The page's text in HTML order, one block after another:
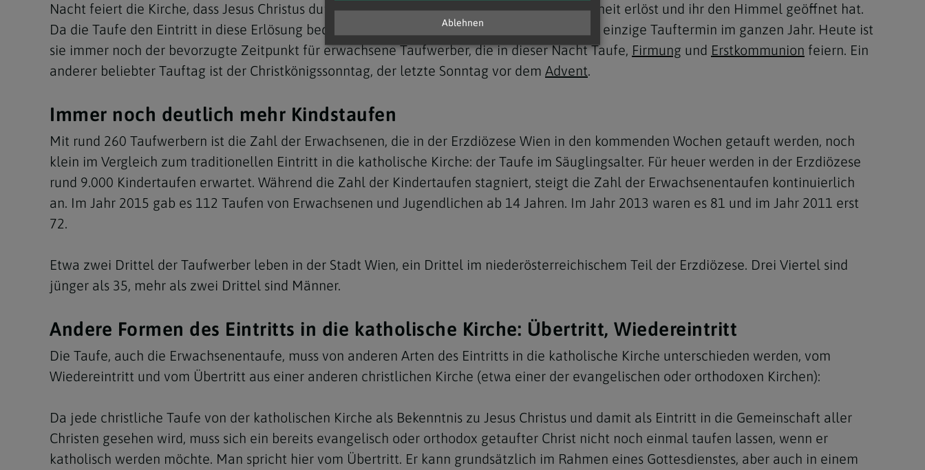
Nacht feiert die Kirche, dass Jesus Christus durch Kreuzestod und Auferstehung die Menschheit erlöst und ihr den Himmel geöffnet hat.
Da die Taufe den Eintritt in diese Erlösung bedeutet, war in der Urkirche die Osternacht der einzige Tauftermin im ganzen Jahr. Heute ist
sie immer noch der bevorzugte Zeitpunkt für erwachsene Taufwerber, die in dieser Nacht Taufe, Firmung und Erstkommunion feiern. Ein
anderer beliebter Tauftag ist der Christkönigssonntag, der letzte Sonntag vor dem Advent.
Immer noch deutlich mehr Kindstaufen
Mit rund 260 Taufwerbern ist die Zahl der Erwachsenen, die in der Erzdiözese Wien in den kommenden Wochen getauft werden, noch
klein im Vergleich zum traditionellen Eintritt in die katholische Kirche: der Taufe im Säuglingsalter. Für heuer werden in der Erzdiözese
rund 9.000 Kindertaufen erwartet. Während die Zahl der Kindertaufen stagniert, steigt die Zahl der Erwachsenentaufen kontinuierlich
an. Im Jahr 2015 gab es 112 Taufen von Erwachsenen und Jugendlichen ab 14 Jahren. Im Jahr 2013 waren es 81 und im Jahr 2011 erst
72.
Etwa zwei Drittel der Taufwerber leben in der Stadt Wien, ein Drittel im niederösterreichischem Teil der Erzdiözese. Drei Viertel sind
jünger als 35, mehr als zwei Drittel sind Männer.
Andere Formen des Eintritts in die katholische Kirche: Übertritt, Wiedereintritt
Die Taufe, auch die Erwachsenentaufe, muss von anderen Arten des Eintritts in die katholische Kirche unterschieden werden, vom
Wiedereintritt und vom Übertritt aus einer anderen christlichen Kirche (etwa einer der evangelischen oder orthodoxen Kirchen):
Da jede christliche Taufe von der katholischen Kirche als Bekenntnis zu Jesus Christus und damit als Eintritt in die Gemeinschaft aller
Christen gesehen wird, muss sich ein bereits evangelisch oder orthodox getaufter Christ nicht noch einmal taufen lassen, wenn er
katholisch werden möchte. Man spricht hier vom Übertritt. Er kann grundsätzlich im Rahmen eines Gottesdienstes, aber auch in einem
Ablehnen